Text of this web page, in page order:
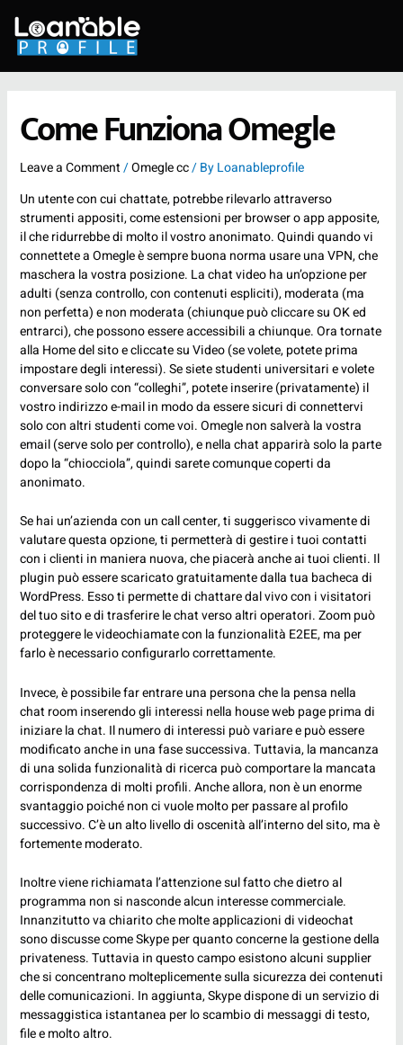
content
Come Funziona Omegle
Leave a Comment/Omegle cc/ ByLoanableprofile
Un utente con cui chattate, potrebbe rilevarlo attraverso
strumenti appositi, come estensioni per browser o app apposite,
il che ridurrebbe di molto il vostro anonimato. Quindi quando vi
connettete a Omegle è sempre buona norma usare una VPN, che
maschera la vostra posizione. La chat video ha un’opzione per
adulti (senza controllo, con contenuti espliciti), moderata (ma
non perfetta) e non moderata (chiunque può cliccare su OK ed
entrarci), che possono essere accessibili a chiunque. Ora tornate
alla Home del sito e cliccate su Video (se volete, potete prima
impostare degli interessi). Se siete studenti universitari e volete
conversare solo con “colleghi”, potete inserire (privatamente) il
vostro indirizzo e-mail in modo da essere sicuri di connettervi
solo con altri studenti come voi. Omegle non salverà la vostra
email (serve solo per controllo), e nella chat apparirà solo la parte
dopo la “chiocciola”, quindi sarete comunque coperti da
anonimato.
Se hai un’azienda con un call center, ti suggerisco vivamente di
valutare questa opzione, ti permetterà di gestire i tuoi contatti
con i clienti in maniera nuova, che piacerà anche ai tuoi clienti. Il
plugin può essere scaricato gratuitamente dalla tua bacheca di
WordPress. Esso ti permette di chattare dal vivo con i visitatori
del tuo sito e di trasferire le chat verso altri operatori. Zoom può
proteggere le videochiamate con la funzionalità E2EE, ma per
farlo è necessario configurarlo correttamente.
Invece, è possibile far entrare una persona che la pensa nella
chat room inserendo gli interessi nella house web page prima di
iniziare la chat. Il numero di interessi può variare e può essere
modificato anche in una fase successiva. Tuttavia, la mancanza
di una solida funzionalità di ricerca può comportare la mancata
corrispondenza di molti profili. Anche allora, non è un enorme
svantaggio poiché non ci vuole molto per passare al profilo
successivo. C’è un alto livello di oscenità all’interno del sito, ma è
fortemente moderato.
Inoltre viene richiamata l’attenzione sul fatto che dietro al
programma non si nasconde alcun interesse commerciale.
Innanzitutto va chiarito che molte applicazioni di videochat
sono discusse come Skype per quanto concerne la gestione della
privateness. Tuttavia in questo campo esistono alcuni supplier
che si concentrano molteplicemente sulla sicurezza dei contenuti
delle comunicazioni. In aggiunta, Skype dispone di un servizio di
messaggistica istantanea per lo scambio di messaggi di testo,
file e molto altro.